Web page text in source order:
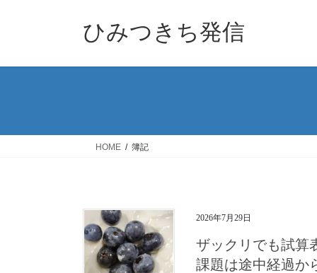
ひみつきち発信
HOME 簿記
2026年7月29日
ザックリでも試算
課題は途中経過か